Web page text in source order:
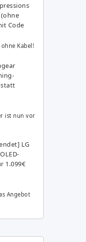
Code
Kabel!
statt
ist nun vor
LG
1.099€
Angebot